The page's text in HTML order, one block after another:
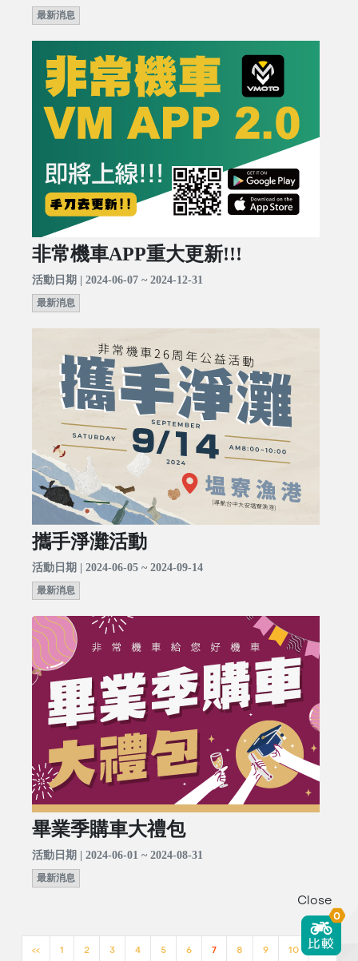
最新消息
非常機車APP重大更新!!!
活動日期 | 2024-06-07 ~ 2024-12-31
最新消息
攜手淨灘活動
活動日期 | 2024-06-05 ~ 2024-09-14
最新消息
畢業季購車大禮包
活動日期 | 2024-06-01 ~ 2024-08-31
最新消息
<< 1 2 3 4 5 6 7 8 9 10 >>
Close
0